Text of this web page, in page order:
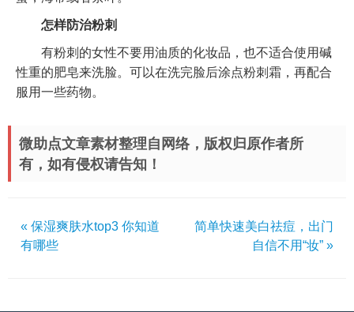
怎样防治粉刺
有粉刺的女性不要用油质的化妆品，也不适合使用碱
性重的肥皂来洗脸。可以在洗完脸后涂点粉刺霜，再配合
服用一些药物。
微助点文章素材整理自网络，版权归原作者所
有，如有侵权请告知！
« 保湿爽肤水top3 你知道
有哪些
简单快速美白祛痘，出门
自信不用“妆” »